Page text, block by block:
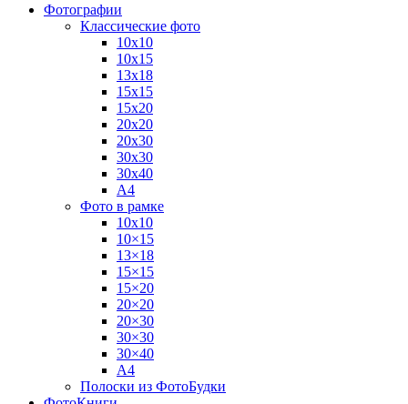
Фотографии
Классические фото
10х10
10х15
13х18
15х15
15х20
20х20
20х30
30х30
30х40
А4
Фото в рамке
10х10
10×15
13×18
15×15
15×20
20×20
20×30
30×30
30×40
A4
Полоски из ФотоБудки